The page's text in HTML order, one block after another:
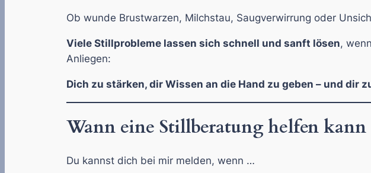
Ob wunde Brustwarzen, Milchstau, Saugverwirrung oder
Viele Stillprobleme lassen sich schnell und sanft lösen,
Anliegen:
Dich zu stärken, dir Wissen an die Hand zu geben – und dir
Wann eine Stillberatung helfen kann
Du kannst dich bei mir melden, wenn …